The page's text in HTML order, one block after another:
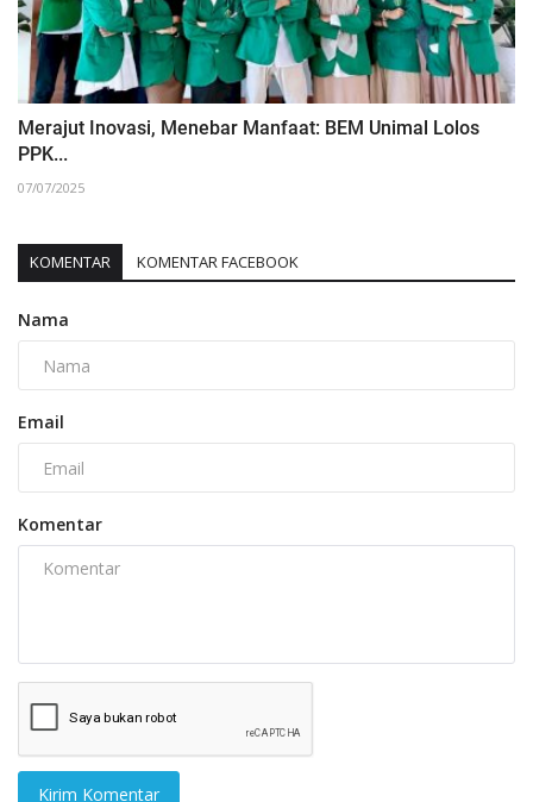
Merajut Inovasi, Menebar Manfaat: BEM Unimal Lolos
PPK...
07/07/2025
KOMENTAR KOMENTAR FACEBOOK
Nama
Email
Komentar
Kirim Komentar